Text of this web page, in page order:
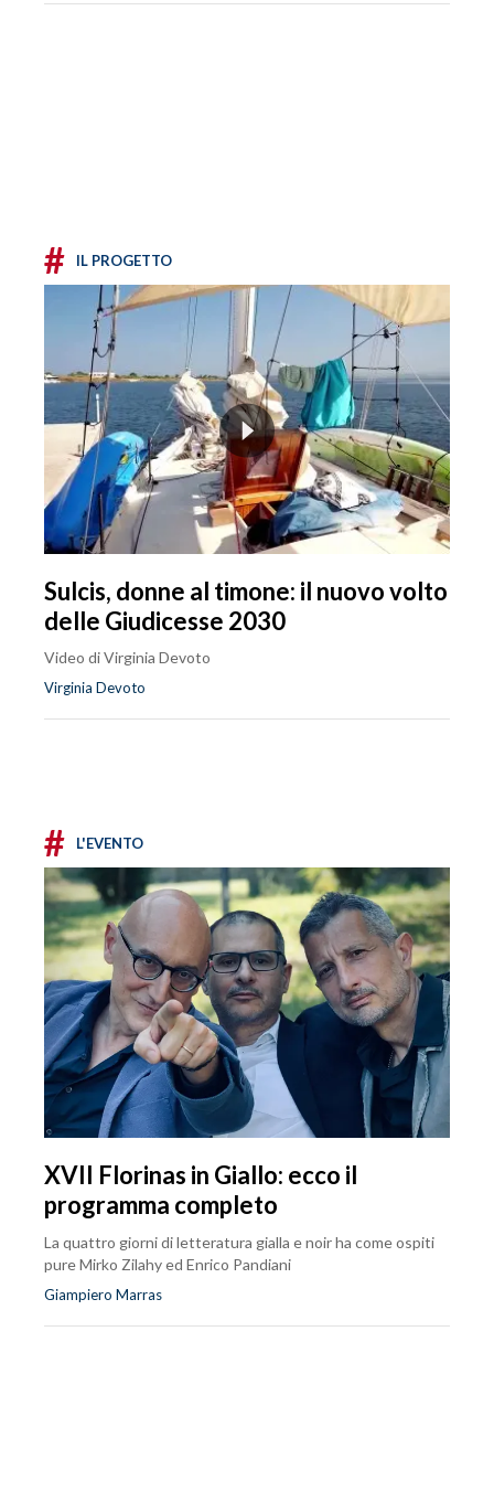
# IL PROGETTO
Sulcis, donne al timone: il nuovo volto
delle Giudicesse 2030
Video di Virginia Devoto
Virginia Devoto
# L'EVENTO
XVII Florinas in Giallo: ecco il
programma completo
La quattro giorni di letteratura gialla e noir ha come ospiti
pure Mirko Zilahy ed Enrico Pandiani
Giampiero Marras